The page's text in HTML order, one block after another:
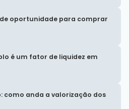
oportunidade para comprar
é um fator de liquidez em
como anda a valorização dos